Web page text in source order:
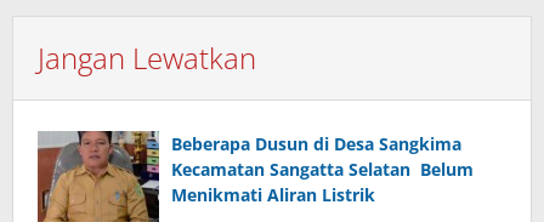
Jangan Lewatkan
Beberapa Dusun di Desa Sangkima
Kecamatan Sangatta Selatan Belum
Menikmati Aliran Listrik